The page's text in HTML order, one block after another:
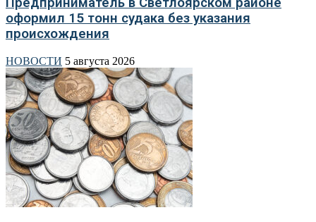
оформил 15 тонн судака без указания
происхождения
НОВОСТИ 5 августа 2026